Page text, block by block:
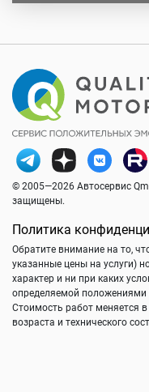
© 2005—2026 Автосервис
защищены.
Политика
Обратите внимание на то,
указанные цены на услуги)
характер и ни при каких
определяемой положениями
Стоимость работ меняется
возраста и технического